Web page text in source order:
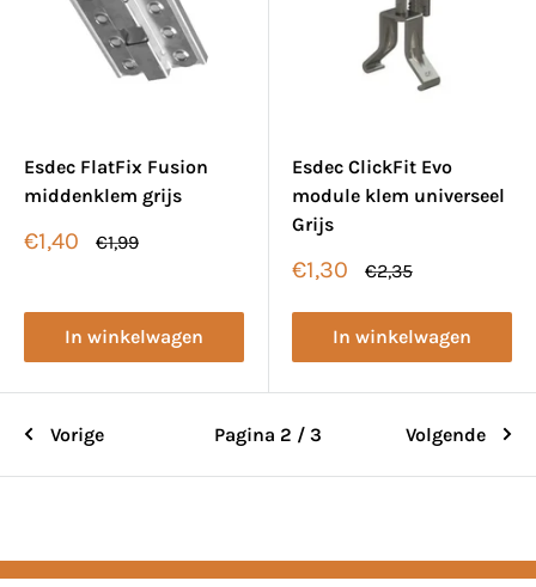
Esdec FlatFix Fusion
middenklem grijs
Verkoopprijs
€1,40
Normale
€1,99
In winkelwagen
Esdec ClickFit Evo
module klem universeel
Grijs
Verkoopprijs
€1,30
Normale
€2,35
In winkelwagen
Vorige Pagina 2 / 3 Volgende